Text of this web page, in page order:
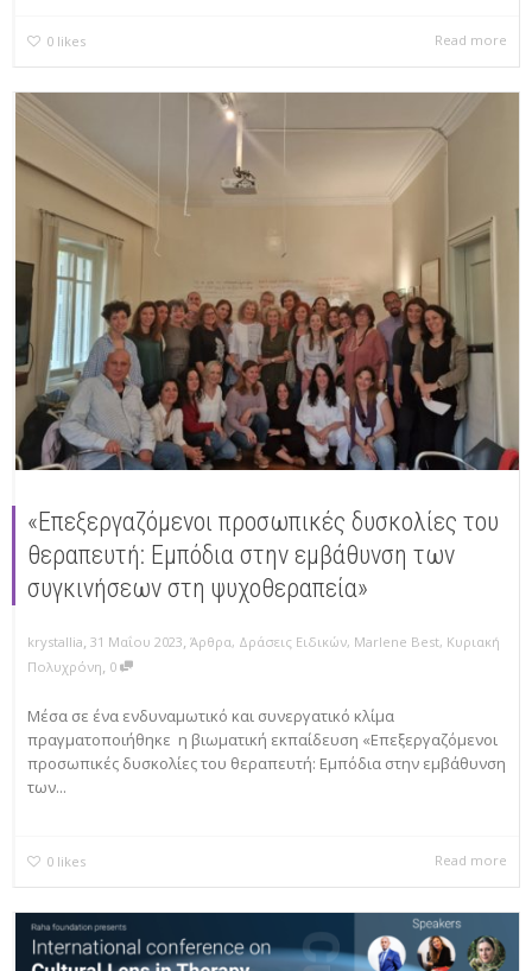
0 likes Read more
«Eπεξεργαζόμενοι προσωπικές δυσκολίες του
θεραπευτή: Εμπόδια στην εμβάθυνση των
συγκινήσεων στη ψυχοθεραπεία»
krystallia, 31 Μαΐου 2023, Άρθρα, Δράσεις Ειδικών, Marlene Best, Κυριακή
Πολυχρόνη, 0
Μέσα σε ένα ενδυναμωτικό και συνεργατικό κλίμα
πραγματοποιήθηκε η βιωματική εκπαίδευση «Eπεξεργαζόμενοι
προσωπικές δυσκολίες του θεραπευτή: Εμπόδια στην εμβάθυνση
των...
0 likes Read more